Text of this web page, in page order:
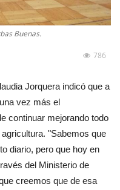
Buenas.
786
Jorquera indicó que a
vez más el
continuar mejorando todo
"Sabemos que
diario, pero que hoy en
del Ministerio de
creemos que de esa